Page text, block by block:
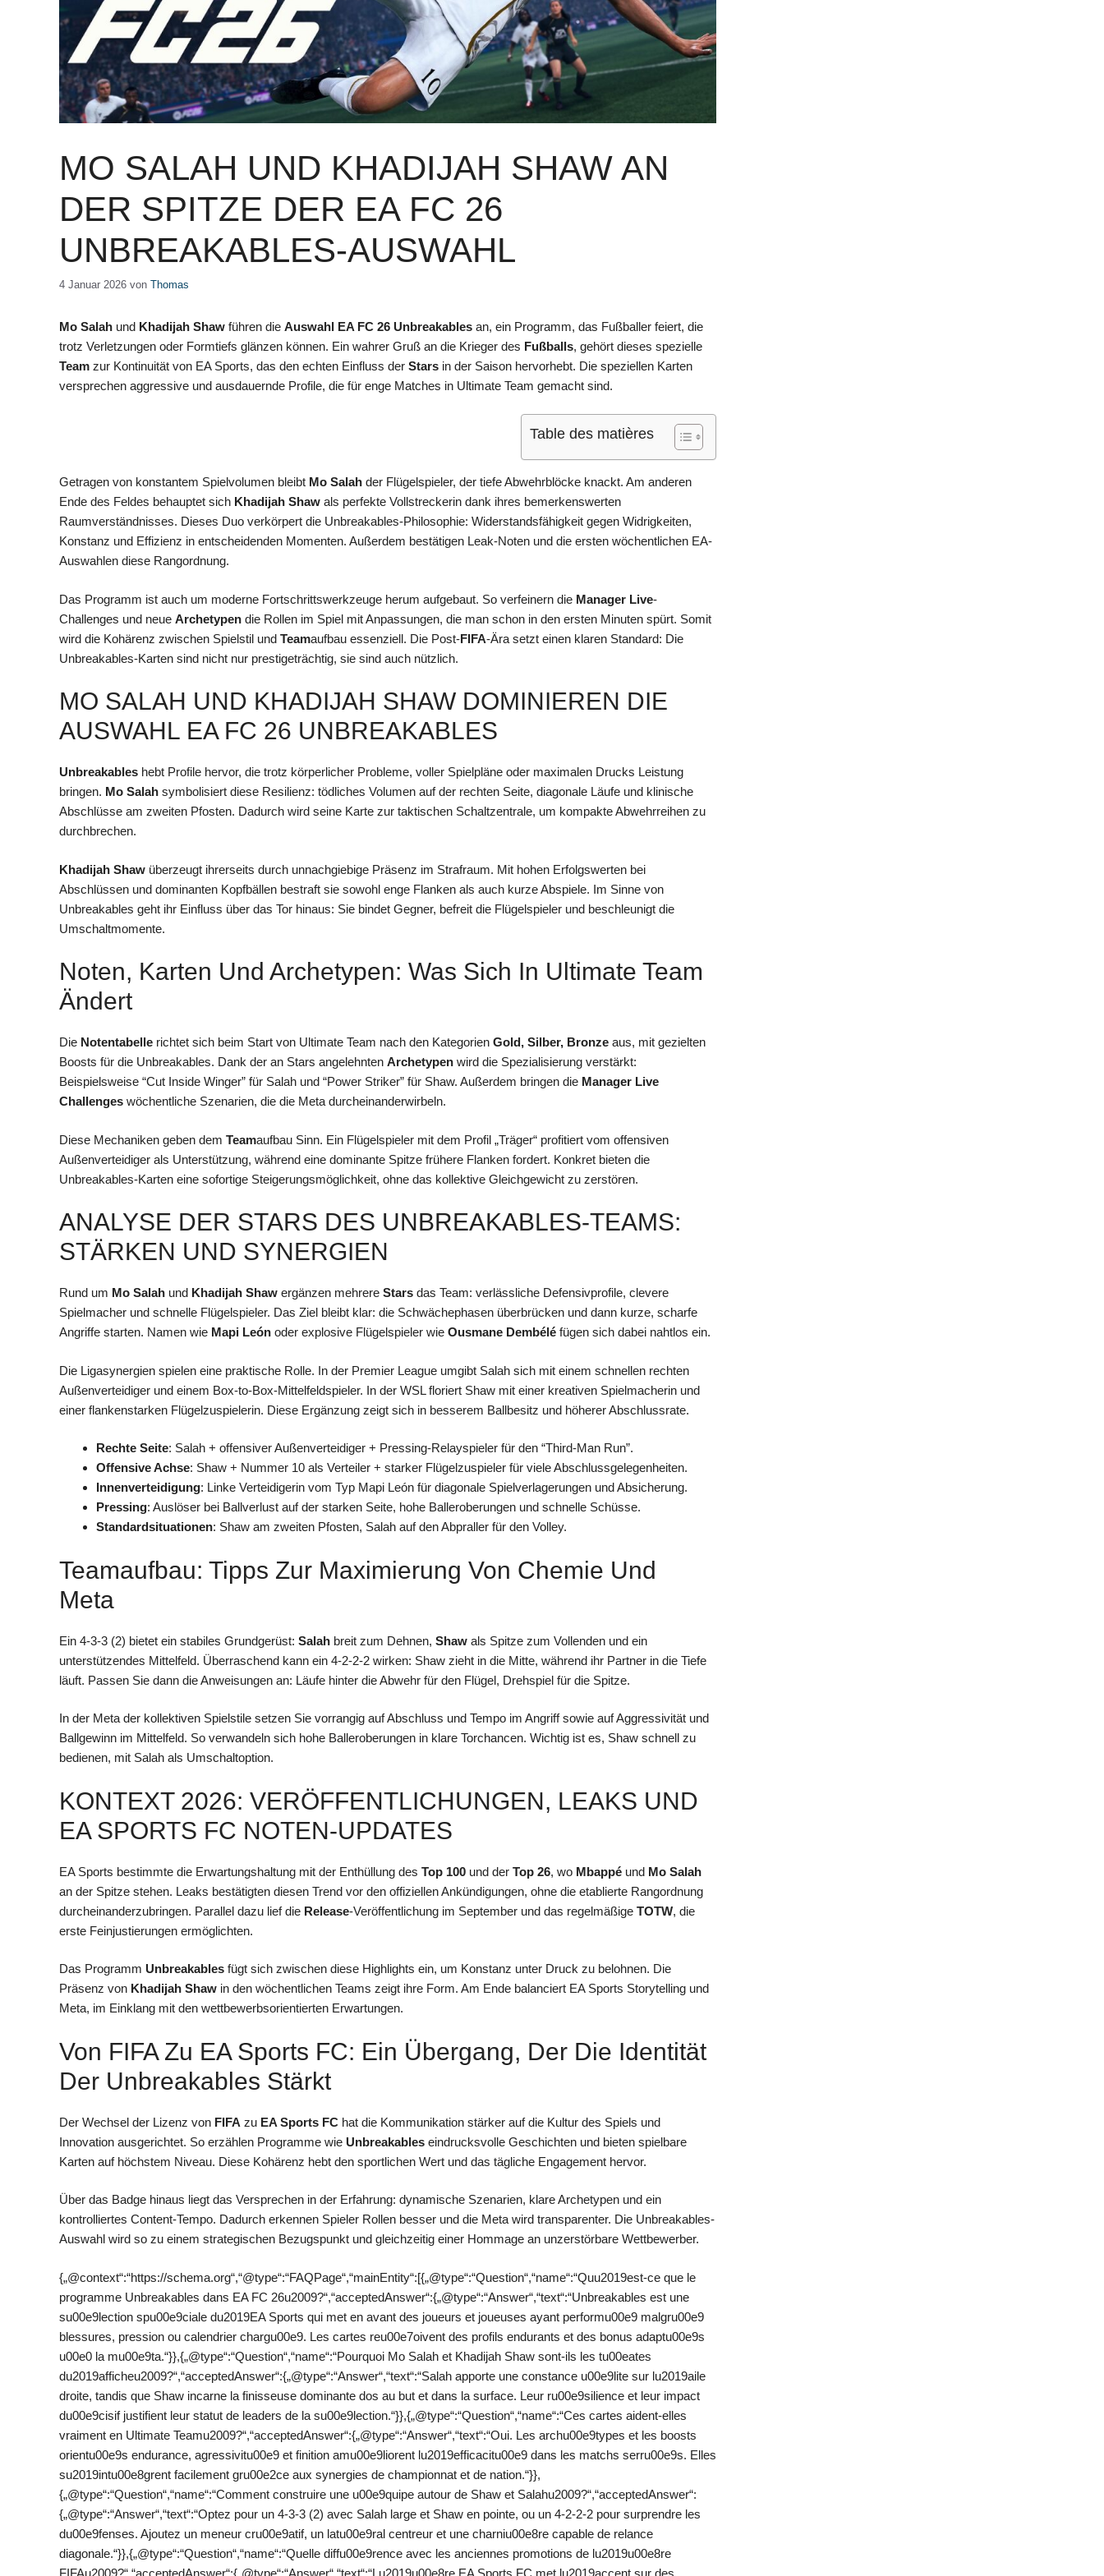
MO SALAH UND KHADIJAH SHAW AN
DER SPITZE DER EA FC 26
UNBREAKABLES-AUSWAHL
4 Januar 2026 von Thomas
Mo Salah und Khadijah Shaw führen die Auswahl EA FC 26 Unbreakables an, ein Programm, das Fußballer feiert, die
trotz Verletzungen oder Formtiefs glänzen können. Ein wahrer Gruß an die Krieger des Fußballs, gehört dieses spezielle
Team zur Kontinuität von EA Sports, das den echten Einfluss der Stars in der Saison hervorhebt. Die speziellen Karten
versprechen aggressive und ausdauernde Profile, die für enge Matches in Ultimate Team gemacht sind.
Table des matières
Getragen von konstantem Spielvolumen bleibt Mo Salah der Flügelspieler, der tiefe Abwehrblöcke knackt. Am anderen
Ende des Feldes behauptet sich Khadijah Shaw als perfekte Vollstreckerin dank ihres bemerkenswerten
Raumverständnisses. Dieses Duo verkörpert die Unbreakables-Philosophie: Widerstandsfähigkeit gegen Widrigkeiten,
Konstanz und Effizienz in entscheidenden Momenten. Außerdem bestätigen Leak-Noten und die ersten wöchentlichen EA-
Auswahlen diese Rangordnung.
Das Programm ist auch um moderne Fortschrittswerkzeuge herum aufgebaut. So verfeinern die Manager Live-
Challenges und neue Archetypen die Rollen im Spiel mit Anpassungen, die man schon in den ersten Minuten spürt. Somit
wird die Kohärenz zwischen Spielstil und Teamaufbau essenziell. Die Post-FIFA-Ära setzt einen klaren Standard: Die
Unbreakables-Karten sind nicht nur prestigeträchtig, sie sind auch nützlich.
MO SALAH UND KHADIJAH SHAW DOMINIEREN DIE
AUSWAHL EA FC 26 UNBREAKABLES
Unbreakables hebt Profile hervor, die trotz körperlicher Probleme, voller Spielpläne oder maximalen Drucks Leistung
bringen. Mo Salah symbolisiert diese Resilienz: tödliches Volumen auf der rechten Seite, diagonale Läufe und klinische
Abschlüsse am zweiten Pfosten. Dadurch wird seine Karte zur taktischen Schaltzentrale, um kompakte Abwehrreihen zu
durchbrechen.
Khadijah Shaw überzeugt ihrerseits durch unnachgiebige Präsenz im Strafraum. Mit hohen Erfolgswerten bei
Abschlüssen und dominanten Kopfbällen bestraft sie sowohl enge Flanken als auch kurze Abspiele. Im Sinne von
Unbreakables geht ihr Einfluss über das Tor hinaus: Sie bindet Gegner, befreit die Flügelspieler und beschleunigt die
Umschaltmomente.
Noten, Karten Und Archetypen: Was Sich In Ultimate Team
Ändert
Die Notentabelle richtet sich beim Start von Ultimate Team nach den Kategorien Gold, Silber, Bronze aus, mit gezielten
Boosts für die Unbreakables. Dank der an Stars angelehnten Archetypen wird die Spezialisierung verstärkt:
Beispielsweise “Cut Inside Winger” für Salah und “Power Striker” für Shaw. Außerdem bringen die Manager Live
Challenges wöchentliche Szenarien, die die Meta durcheinanderwirbeln.
Diese Mechaniken geben dem Teamaufbau Sinn. Ein Flügelspieler mit dem Profil „Träger“ profitiert vom offensiven
Außenverteidiger als Unterstützung, während eine dominante Spitze frühere Flanken fordert. Konkret bieten die
Unbreakables-Karten eine sofortige Steigerungsmöglichkeit, ohne das kollektive Gleichgewicht zu zerstören.
ANALYSE DER STARS DES UNBREAKABLES-TEAMS:
STÄRKEN UND SYNERGIEN
Rund um Mo Salah und Khadijah Shaw ergänzen mehrere Stars das Team: verlässliche Defensivprofile, clevere
Spielmacher und schnelle Flügelspieler. Das Ziel bleibt klar: die Schwächephasen überbrücken und dann kurze, scharfe
Angriffe starten. Namen wie Mapi León oder explosive Flügelspieler wie Ousmane Dembélé fügen sich dabei nahtlos ein.
Die Ligasynergien spielen eine praktische Rolle. In der Premier League umgibt Salah sich mit einem schnellen rechten
Außenverteidiger und einem Box-to-Box-Mittelfeldspieler. In der WSL floriert Shaw mit einer kreativen Spielmacherin und
einer flankenstarken Flügelzuspielerin. Diese Ergänzung zeigt sich in besserem Ballbesitz und höherer Abschlussrate.
Rechte Seite: Salah + offensiver Außenverteidiger + Pressing-Relayspieler für den “Third-Man Run”.
Offensive Achse: Shaw + Nummer 10 als Verteiler + starker Flügelzuspieler für viele Abschlussgelegenheiten.
Innenverteidigung: Linke Verteidigerin vom Typ Mapi León für diagonale Spielverlagerungen und Absicherung.
Pressing: Auslöser bei Ballverlust auf der starken Seite, hohe Balleroberungen und schnelle Schüsse.
Standardsituationen: Shaw am zweiten Pfosten, Salah auf den Abpraller für den Volley.
Teamaufbau: Tipps Zur Maximierung Von Chemie Und
Meta
Ein 4-3-3 (2) bietet ein stabiles Grundgerüst: Salah breit zum Dehnen, Shaw als Spitze zum Vollenden und ein
unterstützendes Mittelfeld. Überraschend kann ein 4-2-2-2 wirken: Shaw zieht in die Mitte, während ihr Partner in die Tiefe
läuft. Passen Sie dann die Anweisungen an: Läufe hinter die Abwehr für den Flügel, Drehspiel für die Spitze.
In der Meta der kollektiven Spielstile setzen Sie vorrangig auf Abschluss und Tempo im Angriff sowie auf Aggressivität und
Ballgewinn im Mittelfeld. So verwandeln sich hohe Balleroberungen in klare Torchancen. Wichtig ist es, Shaw schnell zu
bedienen, mit Salah als Umschaltoption.
KONTEXT 2026: VERÖFFENTLICHUNGEN, LEAKS UND
EA SPORTS FC NOTEN-UPDATES
EA Sports bestimmte die Erwartungshaltung mit der Enthüllung des Top 100 und der Top 26, wo Mbappé und Mo Salah
an der Spitze stehen. Leaks bestätigten diesen Trend vor den offiziellen Ankündigungen, ohne die etablierte Rangordnung
durcheinanderzubringen. Parallel dazu lief die Release-Veröffentlichung im September und das regelmäßige TOTW, die
erste Feinjustierungen ermöglichten.
Das Programm Unbreakables fügt sich zwischen diese Highlights ein, um Konstanz unter Druck zu belohnen. Die
Präsenz von Khadijah Shaw in den wöchentlichen Teams zeigt ihre Form. Am Ende balanciert EA Sports Storytelling und
Meta, im Einklang mit den wettbewerbsorientierten Erwartungen.
Von FIFA Zu EA Sports FC: Ein Übergang, Der Die Identität
Der Unbreakables Stärkt
Der Wechsel der Lizenz von FIFA zu EA Sports FC hat die Kommunikation stärker auf die Kultur des Spiels und
Innovation ausgerichtet. So erzählen Programme wie Unbreakables eindrucksvolle Geschichten und bieten spielbare
Karten auf höchstem Niveau. Diese Kohärenz hebt den sportlichen Wert und das tägliche Engagement hervor.
Über das Badge hinaus liegt das Versprechen in der Erfahrung: dynamische Szenarien, klare Archetypen und ein
kontrolliertes Content-Tempo. Dadurch erkennen Spieler Rollen besser und die Meta wird transparenter. Die Unbreakables-
Auswahl wird so zu einem strategischen Bezugspunkt und gleichzeitig einer Hommage an unzerstörbare Wettbewerber.
{„@context“:“https://schema.org“,“@type“:“FAQPage“,“mainEntity“:[{„@type“:“Question“,“name“:“Quu2019est-ce que le
programme Unbreakables dans EA FC 26u2009?“,“acceptedAnswer“:{„@type“:“Answer“,“text“:“Unbreakables est une
su00e9lection spu00e9ciale du2019EA Sports qui met en avant des joueurs et joueuses ayant performu00e9 malgru00e9
blessures, pression ou calendrier chargu00e9. Les cartes reu00e7oivent des profils endurants et des bonus adaptu00e9s
u00e0 la mu00e9ta.“}},{„@type“:“Question“,“name“:“Pourquoi Mo Salah et Khadijah Shaw sont-ils les tu00eates
du2019afficheu2009?“,“acceptedAnswer“:{„@type“:“Answer“,“text“:“Salah apporte une constance u00e9lite sur lu2019aile
droite, tandis que Shaw incarne la finisseuse dominante dos au but et dans la surface. Leur ru00e9silience et leur impact
du00e9cisif justifient leur statut de leaders de la su00e9lection.“}},{„@type“:“Question“,“name“:“Ces cartes aident-elles
vraiment en Ultimate Teamu2009?“,“acceptedAnswer“:{„@type“:“Answer“,“text“:“Oui. Les archu00e9types et les boosts
orientu00e9s endurance, agressivitu00e9 et finition amu00e9liorent lu2019efficacitu00e9 dans les matchs serru00e9s. Elles
su2019intu00e8grent facilement gru00e2ce aux synergies de championnat et de nation.“}},
{„@type“:“Question“,“name“:“Comment construire une u00e9quipe autour de Shaw et Salahu2009?“,“acceptedAnswer“:
{„@type“:“Answer“,“text“:“Optez pour un 4-3-3 (2) avec Salah large et Shaw en pointe, ou un 4-2-2-2 pour surprendre les
du00e9fenses. Ajoutez un meneur cru00e9atif, un latu00e9ral centreur et une charniu00e8re capable de relance
diagonale.“}},{„@type“:“Question“,“name“:“Quelle diffu00e9rence avec les anciennes promotions de lu2019u00e8re
FIFAu2009?“,“acceptedAnswer“:{„@type“:“Answer“,“text“:“Lu2019u00e8re EA Sports FC met lu2019accent sur des